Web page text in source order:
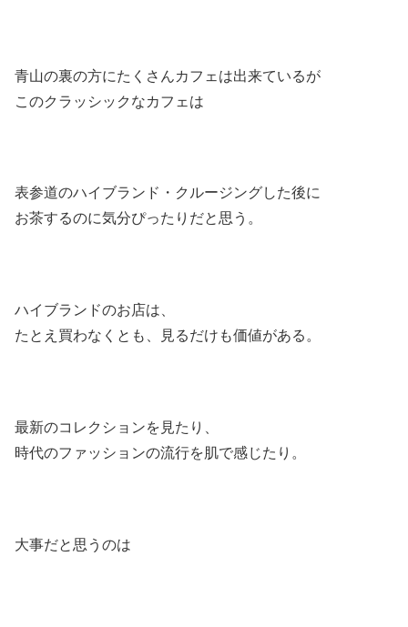
青山の裏の方にたくさんカフェは出来ているが
このクラッシックなカフェは
表参道のハイブランド・クルージングした後に
お茶するのに気分ぴったりだと思う。
ハイブランドのお店は、
たとえ買わなくとも、見るだけも価値がある。
最新のコレクションを見たり、
時代のファッションの流行を肌で感じたり。
大事だと思うのは